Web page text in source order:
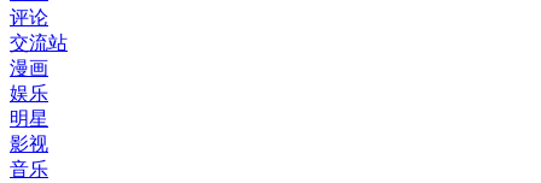
评论
交流站
漫画
娱乐
明星
影视
音乐